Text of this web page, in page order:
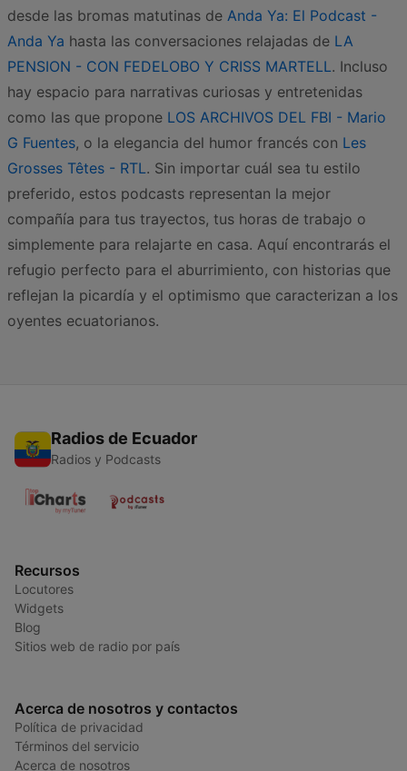
desde las bromas matutinas de Anda Ya: El Podcast -
Anda Ya hasta las conversaciones relajadas de LA
PENSION - CON FEDELOBO Y CRISS MARTELL. Incluso
hay espacio para narrativas curiosas y entretenidas
como las que propone LOS ARCHIVOS DEL FBI - Mario
G Fuentes, o la elegancia del humor francés con Les
Grosses Têtes - RTL. Sin importar cuál sea tu estilo
preferido, estos podcasts representan la mejor
compañía para tus trayectos, tus horas de trabajo o
simplemente para relajarte en casa. Aquí encontrarás el
refugio perfecto para el aburrimiento, con historias que
reflejan la picardía y el optimismo que caracterizan a los
oyentes ecuatorianos.
Radios de Ecuador
Radios y Podcasts
Recursos
Locutores
Widgets
Blog
Sitios web de radio por país
Acerca de nosotros y contactos
Política de privacidad
Términos del servicio
Acerca de nosotros